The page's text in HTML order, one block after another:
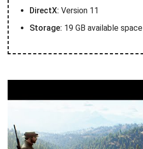
DirectX: Version 11
Storage: 19 GB available space